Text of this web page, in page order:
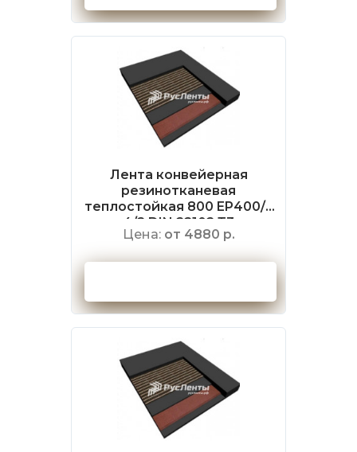
Лента конвейерная
резинотканевая
теплостойкая 800 EP400/3
4/2 DIN 22102 Т3
Цена: от 4880 р.